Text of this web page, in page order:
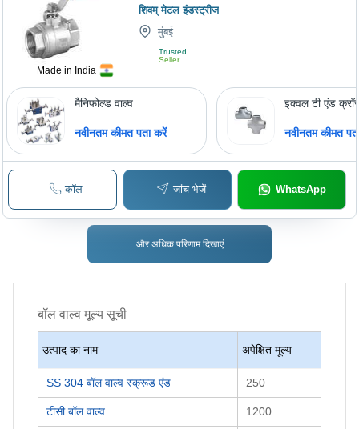
Made in India
शिवम् मेटल इंडस्ट्रीज
मुंबई
Trusted
Seller
मैनिफोल्ड वाल्व
नवीनतम कीमत पता करें
इक्वल टी एंड
नवीनतम कीमत
कॉल जांच भेजें WhatsApp
और अधिक परिणाम दिखाएं
बॉल वाल्व मूल्य सूची
उत्पाद का नाम अपेक्षित मूल्य
SS 304 बॉल वाल्व स्क्रूड एंड 250
टीसी बॉल वाल्व 1200